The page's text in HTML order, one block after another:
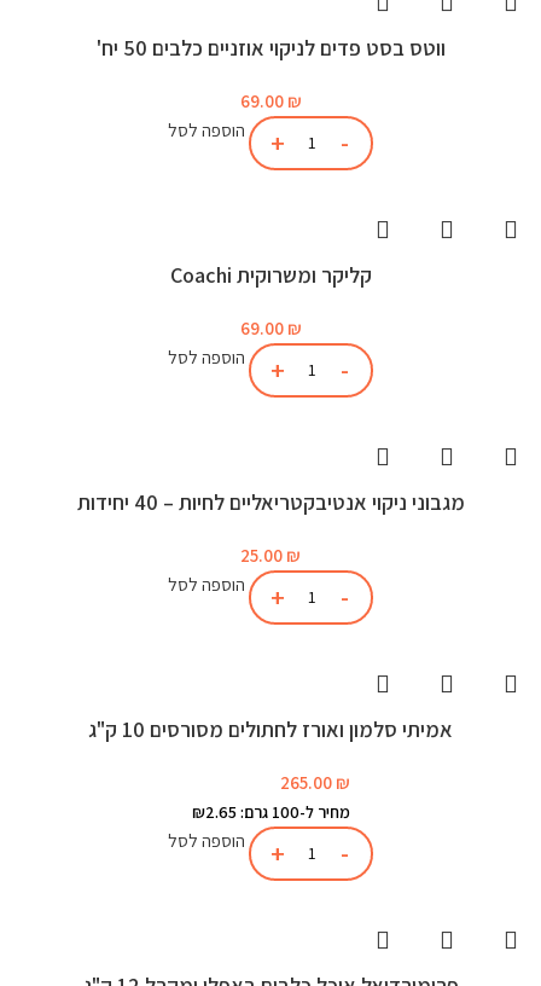
ווטס בסט פדים לניקוי אוזניים כלבים 50 יח'
69.00 ₪
הוספה לסל
קליקר ומשרוקית Coachi
69.00 ₪
הוספה לסל
מגבוני ניקוי אנטיבקטריאליים לחיות – 40 יחידות
25.00 ₪
הוספה לסל
אמיתי סלמון ואורז לחתולים מסורסים 10 ק"ג
265.00 ₪
מחיר ל-100 גרם: ₪2.65
הוספה לסל